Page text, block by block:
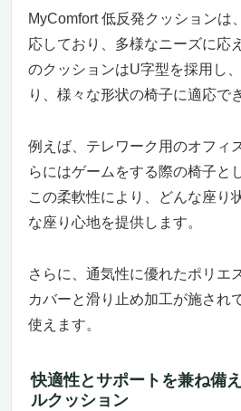
MyComfort 低反発クッションは
応しており、多様なニーズに応
のクッションはU字型を採用し
り、様々な形状の椅子に適応で
例えば、テレワーク用のオフィ
らにはゲームをする際の椅子と
この柔軟性により、どんな座り
な座り心地を提供します。
さらに、通気性に優れたポリエ
カバーと滑り止め加工が施され
使えます。
快適性とサポートを兼ね備
ルクッション